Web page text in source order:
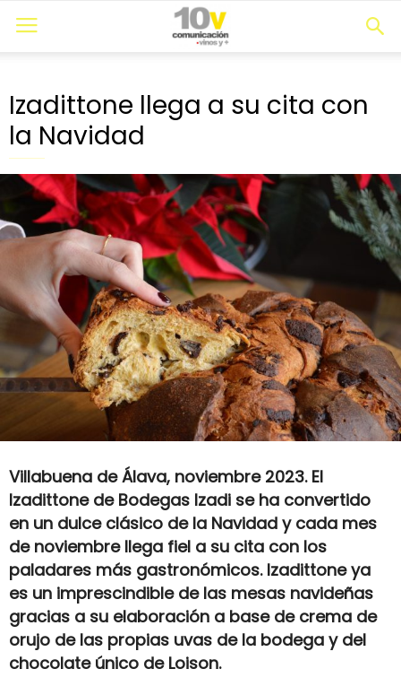
Izadittone llega a su cita con
la Navidad
Villabuena de Álava, noviembre 2023. El
Izadittone de Bodegas Izadi se ha convertido
en un dulce clásico de la Navidad y cada mes
de noviembre llega fiel a su cita con los
paladares más gastronómicos. Izadittone ya
es un imprescindible de las mesas navideñas
gracias a su elaboración a base de crema de
orujo de las propias uvas de la bodega y del
chocolate único de Loison.